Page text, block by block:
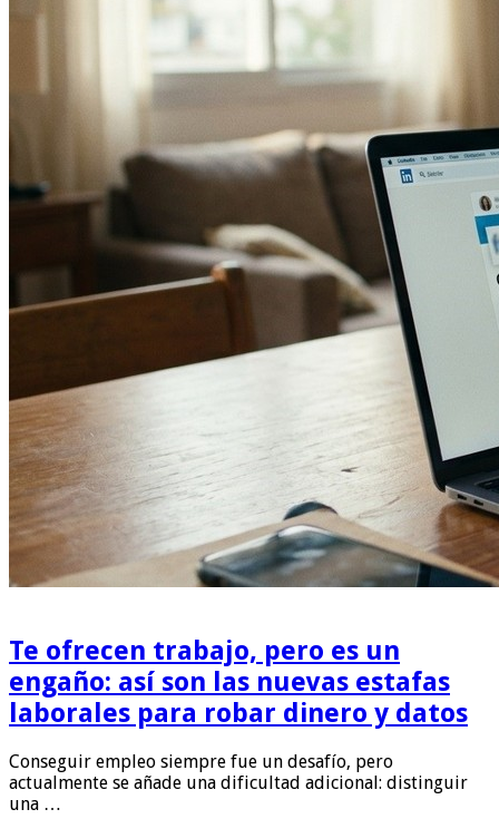
Te ofrecen trabajo, pero es un
engaño: así son las nuevas estafas
laborales para robar dinero y datos
Conseguir empleo siempre fue un desafío, pero
actualmente se añade una dificultad adicional: distinguir
una …